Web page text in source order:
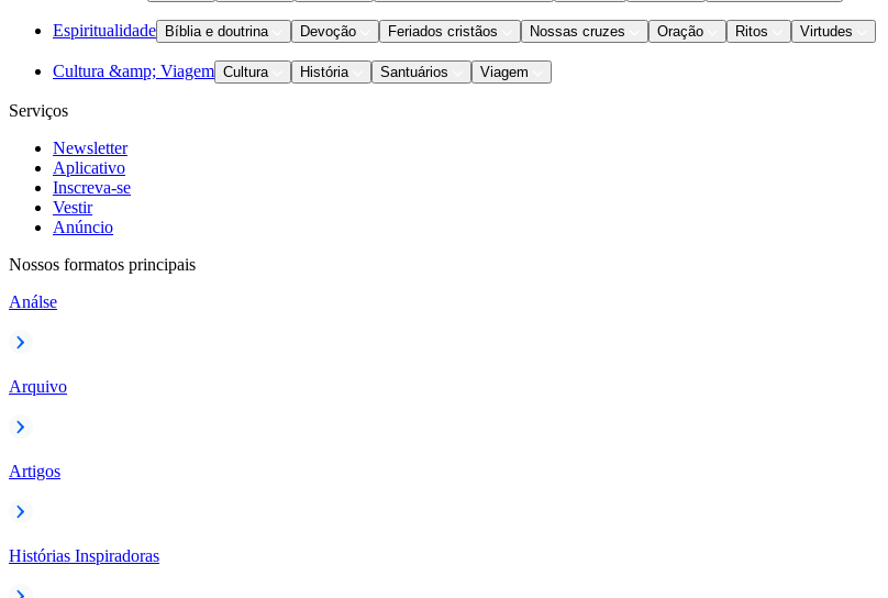
Espiritualidade Bíblia e doutrina Devoção Feriados cristãos Nossas cruzes Oração Ritos Virtudes
Cultura &amp; Viagem Cultura História Santuários Viagem
Serviços
Newsletter
Aplicativo
Inscreva-se
Vestir
Anúncio
Nossos formatos principais
Análse
Arquivo
Artigos
Histórias Inspiradoras